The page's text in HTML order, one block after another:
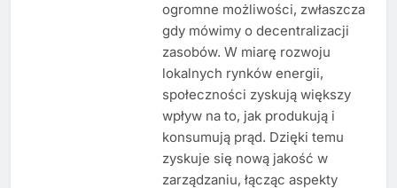
ogromne możliwości, zwłaszcza
gdy mówimy o decentralizacji
zasobów. W miarę rozwoju
lokalnych rynków energii,
społeczności zyskują większy
wpływ na to, jak produkują i
konsumują prąd. Dzięki temu
zyskuje się nową jakość w
zarządzaniu, łącząc aspekty